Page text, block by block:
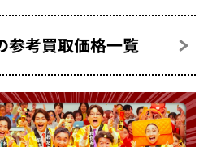
参考買取価格一覧